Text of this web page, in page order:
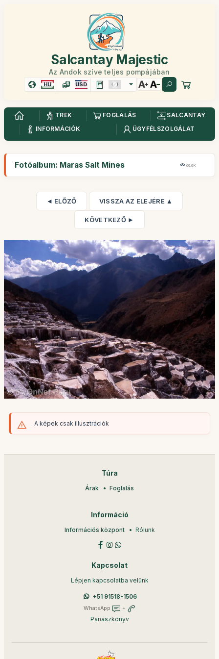
Salcantay Majestic
Az Andok szíve teljes pompájában
HU USD
TREK FOGLALÁS
SALCANTAY
INFORMÁCIÓK
ÜGYFÉLSZOLGÁLAT
Fotóalbum: Maras Salt Mines 66,6K
◄ ELŐZŐ VISSZA AZ ELEJÉRE ▲
KÖVETKEZŐ ►
A képek csak illusztrációk
Túra
Árak Foglalás
Információ
Információs központ Rólunk
Kapcsolat
Lépjen kapcsolatba velünk
+51 91518-1506
WhatsApp +
Panaszkönyv